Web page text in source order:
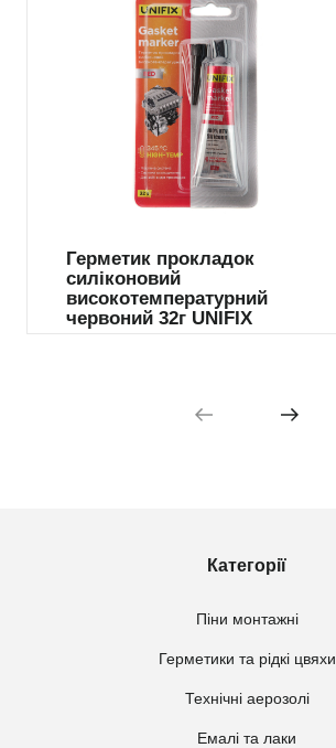
Герметик прокладок
силіконовий
високотемпературний
червоний 32г UNIFIX
Категорії
Піни монтажні
Герметики та рідкі цвяхи
Технічні аерозолі
Емалі та лаки